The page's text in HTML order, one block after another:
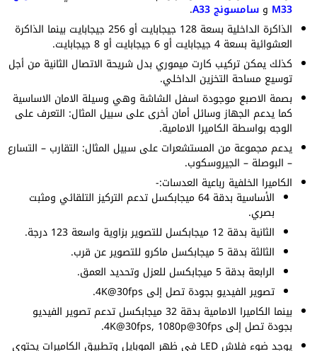
M33 و سامسونج A33
.
الذاكرة الداخلية بسعة 128 جيجابايت أو 256 جيجابايت بينما الذاكرة
العشوائية بسعة 4 جيجابايت أو 6 جيجابايت أو 8 جيجابايت.
كذلك يمكن تركيب كارت ميموري بدل شريحة الاتصال الثانية من أجل
توسيع مساحة التخزين الداخلي.
بصمة الاصبع موجودة اسفل الشاشة وهي وسيلة الامان الاساسية
كما يدعم الجهاز وسائل أمان أخرى على سبيل المثال: التعرف على
الوجه بواسطة الكاميرا الامامية.
يدعم مجموعة من المستشعرات على سبيل المثال: التقارب – التسارع
– البوصلة – الجيروسكوب.
الكاميرا الخلفية رباعية العدسات:-
الأساسية بدقة 64 ميجابكسل تدعم التركيز التلقائي ومثبت
بصري.
الثانية بدقة 12 ميجابكسل للتصوير بزاوية واسعة 123 درجة.
الثالثة بدقة 5 ميجابكسل ماكرو للتصوير عن قرب.
الرابعة بدقة 5 ميجابكسل للعزل وتحديد العمق.
تصوير الفيديو بجودة تصل إلى 4K@30fps.
بينما الكاميرا الامامية بدقة 32 ميجابكسل تدعم تصوير الفيديو
بجودة تصل إلى 4K@30fps, 1080p@30fps.
يوجد ضوء فلاش LED في ظهر الموبايل وتطبيق الكاميرات يحتوي